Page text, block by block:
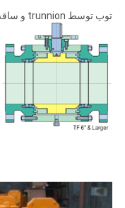
توپ توسط trunnion و ساقه برای اندازه 4 و کوچکتر ثابت می شود.